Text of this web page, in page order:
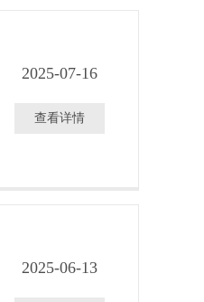
2025-07-16
查看详情
2025-06-13